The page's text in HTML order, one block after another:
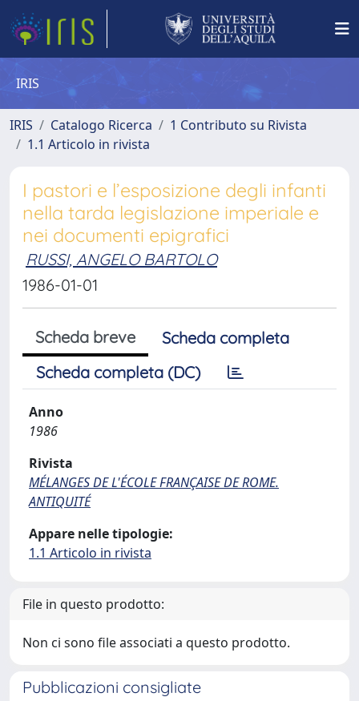
IRIS
IRIS Catalogo Ricerca
1 Contributo su Rivista
1.1 Articolo in rivista
I pastori e l’esposizione degli infanti
nella tarda legislazione imperiale e
nei documenti epigrafici
RUSSI, ANGELO BARTOLO
1986-01-01
Scheda breve
Scheda completa
Scheda completa (DC)
Anno
1986
Rivista
MÉLANGES DE L'ÉCOLE FRANÇAISE DE ROME.
ANTIQUITÉ
Appare nelle tipologie:
1.1 Articolo in rivista
File in questo prodotto:
Non ci sono file associati a questo prodotto.
Pubblicazioni consigliate